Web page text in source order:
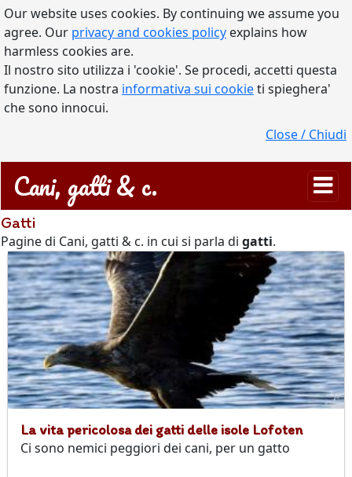
Our website uses cookies. By continuing we assume you
agree. Our privacy and cookies policy explains how
harmless cookies are.
Il nostro sito utilizza i 'cookie'. Se procedi, accetti questa
funzione. La nostra informativa sui cookieti spieghera'
che sono innocui.
Close / Chiudi
Cani, gatti & c.
Gatti
Pagine di Cani, gatti & c. in cui si parla di gatti.
La vita pericolosa dei gatti delle isole Lofoten
Ci sono nemici peggiori dei cani, per un gatto